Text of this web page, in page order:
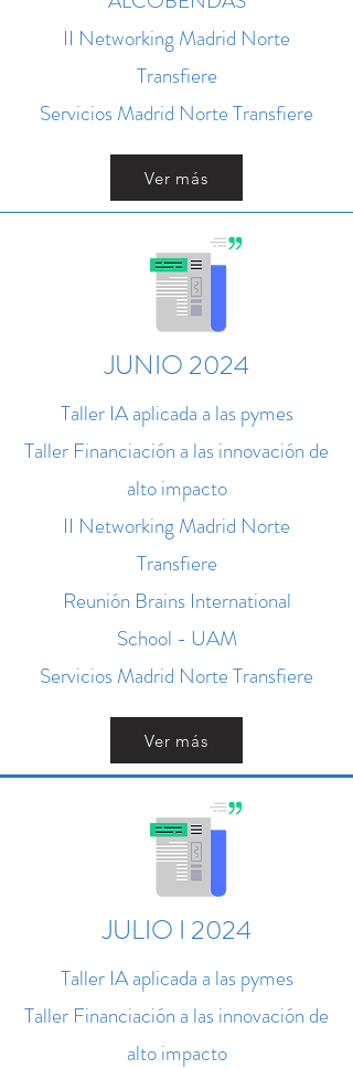
II Networking Madrid Norte
Transfiere
Servicios Madrid Norte Transfiere
Ver más
JUNIO 2024
Taller IA aplicada a las pymes
Taller Financiación a las innovación de
alto impacto
II Networking Madrid Norte
Transfiere
Reunión Brains International
School - UAM
Servicios Madrid Norte Transfiere
Ver más
JULIO I 2024
Taller IA aplicada a las pymes
Taller Financiación a las innovación de
alto impacto